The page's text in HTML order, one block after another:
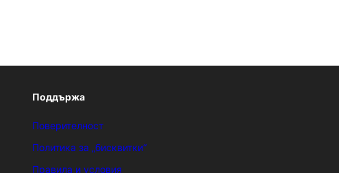
Поддържа
Поверителност
Политика за „бисквитки“
Правила и условия